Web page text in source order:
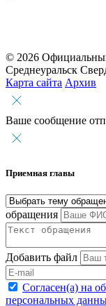
© 2026
Среднеуральск
Карта сайта Архив
Ваше сообщение
Приемная главы
обращения
Добавить файл
Согласен(а) на
персональных